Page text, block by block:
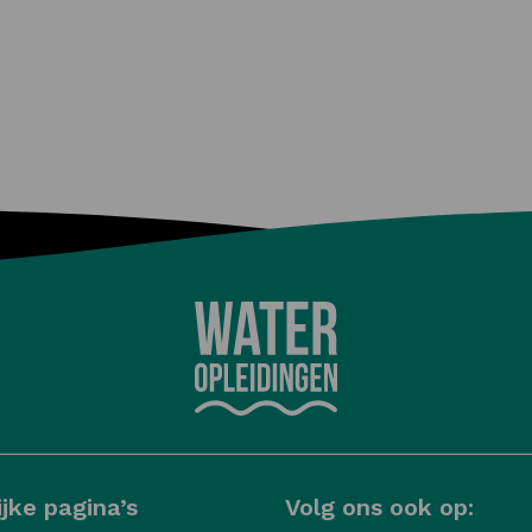
pagina’s Volg ons ook op: